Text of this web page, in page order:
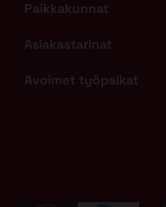
Paikkakunnat
Asiakastarinat
Avoimet työpaikat